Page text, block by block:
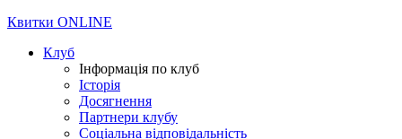
Квитки ONLINE
Клуб
Інформація по клуб
Історія
Досягнення
Партнери клубу
Соціальна відповідальність